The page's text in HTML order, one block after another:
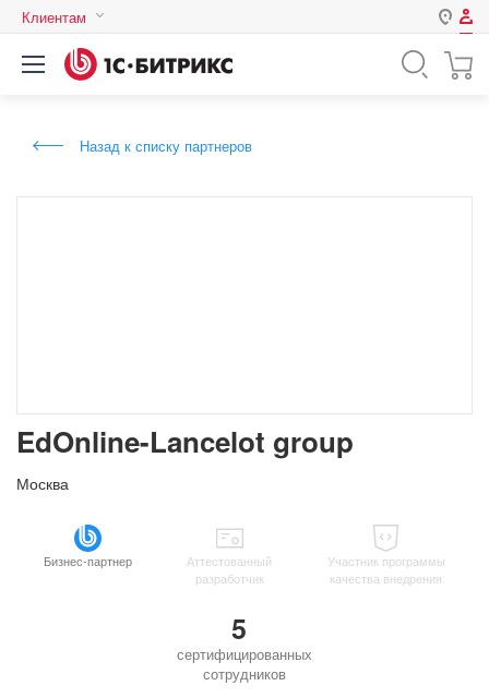
Клиентам
Авторизация
Назад к списку партнеров
EdOnline-Lancelot group
Москва
Бизнес-партнер
Аттестованный
разработчик
Участник программы
качества внедрения
5
сертифицированных
сотрудников